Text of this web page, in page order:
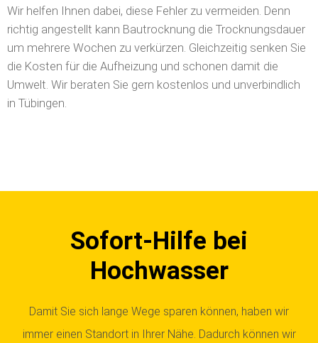
Wir helfen Ihnen dabei, diese Fehler zu vermeiden. Denn
richtig angestellt kann Bautrocknung die Trocknungsdauer
um mehrere Wochen zu verkürzen. Gleichzeitig senken Sie
die Kosten für die Aufheizung und schonen damit die
Umwelt. Wir beraten Sie gern kostenlos und unverbindlich
in Tübingen.
Sofort-Hilfe bei
Hochwasser
Damit Sie sich lange Wege sparen können, haben wir
immer einen Standort in Ihrer Nähe. Dadurch können wir